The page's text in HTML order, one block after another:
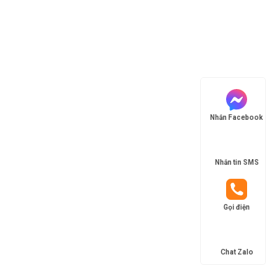
Nhắn Facebook
Nhắn tin SMS
Gọi điện
Chat Zalo